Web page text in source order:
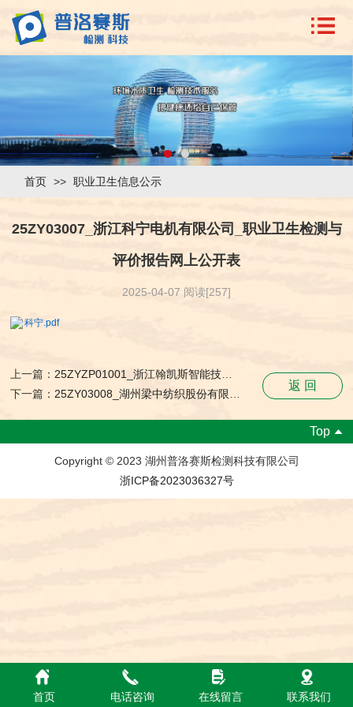
首页 >> 职业卫生信息公示
25ZY03007_浙江科宁电机有限公司_职业卫生检测与
评价报告网上公开表
2025-04-07 阅读[257]
科宁.pdf
上一篇：25ZYZP01001_浙江翰凯斯智能技术有限公司_职业卫生检测与评价报告网上公开表
下一篇：25ZY03008_湖州梁中纺织股份有限公司_职业卫生检测与评价报告网上公开表
返 回
Top
Copyright © 2023 湖州普洛赛斯检测科技有限公司
浙ICP备2023036327号
首页 电话咨询 在线留言 联系我们